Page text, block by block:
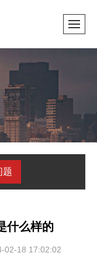
题
什么样的
02-18 17:02:02